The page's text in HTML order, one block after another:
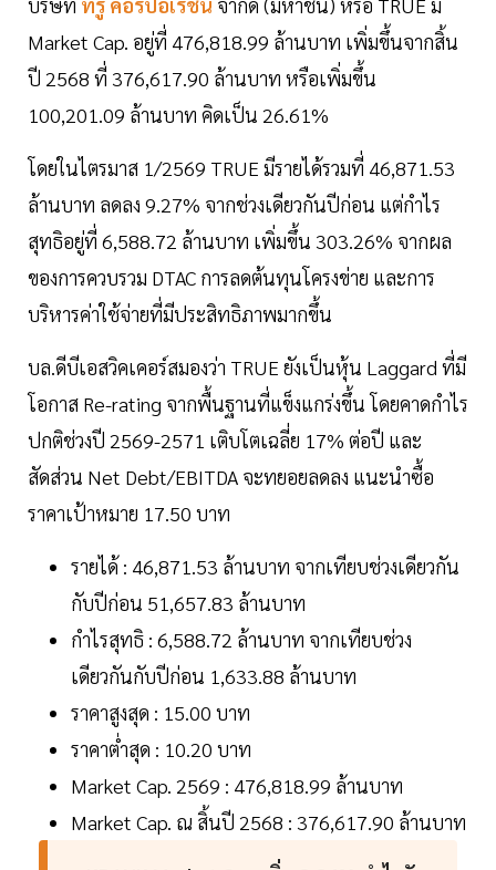
Market Cap. อยู่ที่ 476,818.99 ล้านบาท เพิ่มขึ้นจากสิ้น
ปี 2568 ที่ 376,617.90 ล้านบาท หรือเพิ่มขึ้น
100,201.09 ล้านบาท คิดเป็น 26.61%
โดยในไตรมาส 1/2569 TRUE มีรายได้รวมที่ 46,871.53
ล้านบาท ลดลง 9.27% จากช่วงเดียวกันปีก่อน แต่กำไร
สุทธิอยู่ที่ 6,588.72 ล้านบาท เพิ่มขึ้น 303.26% จากผล
ของการควบรวม DTAC การลดต้นทุนโครงข่าย และการ
บริหารค่าใช้จ่ายที่มีประสิทธิภาพมากขึ้น
บล.ดีบีเอสวิคเคอร์สมองว่า TRUE ยังเป็นหุ้น Laggard ที่มี
โอกาส Re-rating จากพื้นฐานที่แข็งแกร่งขึ้น โดยคาดกำไร
ปกติช่วงปี 2569-2571 เติบโตเฉลี่ย 17% ต่อปี และ
สัดส่วน Net Debt/EBITDA จะทยอยลดลง แนะนำซื้อ
ราคาเป้าหมาย 17.50 บาท
รายได้ : 46,871.53 ล้านบาท จากเทียบช่วงเดียวกัน
กับปีก่อน 51,657.83 ล้านบาท
กำไรสุทธิ : 6,588.72 ล้านบาท จากเทียบช่วง
เดียวกันกับปีก่อน 1,633.88 ล้านบาท
ราคาสูงสุด : 15.00 บาท
ราคาต่ำสุด : 10.20 บาท
Market Cap. 2569 : 476,818.99 ล้านบาท
Market Cap. ณ สิ้นปี 2568 : 376,617.90 ล้านบาท